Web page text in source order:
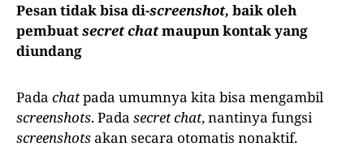
Pesan tidak bisa di-screenshot, baik oleh
pembuatsecret chatmaupun kontak yang
diundang
Pada chatpada umumnya kita bisa mengambil
screenshots. Pada secret chat, nantinya fungsi
screenshotsakan secara otomatis nonaktif.